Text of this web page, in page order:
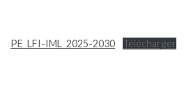
PE_LFI-IML_2025-2030 Télécharger